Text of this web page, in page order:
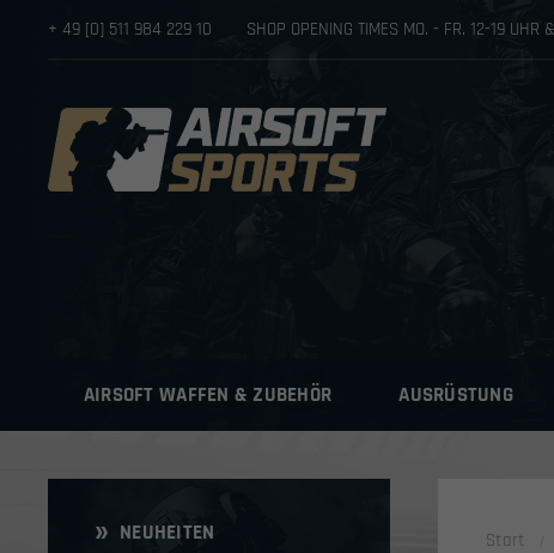
+ 49 [0] 511 984 229 10 SHOP OPENING TIMES MO. - FR. 12-19 UHR
AIRSOFT WAFFEN & ZUBEHÖR AUSRÜSTUNG
NEUHEITEN Start